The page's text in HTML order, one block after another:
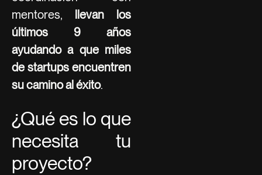
mentores, llevan los
últimos 9 años
ayudando a que miles
de startups encuentren
su camino al éxito.
¿Qué es lo que
necesita tu
proyecto?